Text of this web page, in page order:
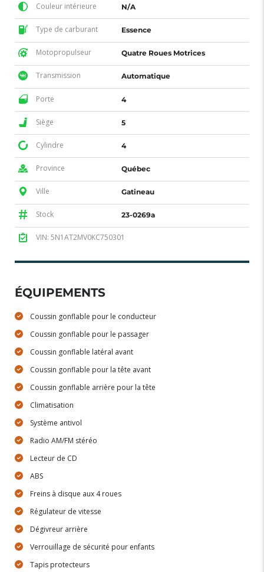
Couleur intérieure N/A
Type de carburant Essence
Motopropulseur Quatre Roues Motrices
Transmission Automatique
Porte 4
Siège 5
Cylindre 4
Province Québec
Ville Gatineau
Stock 23-0269a
VIN: 5N1AT2MV0KC750301
ÉQUIPEMENTS
Coussin gonflable pour le conducteur
Coussin gonflable pour le passager
Coussin gonflable latéral avant
Coussin gonflable pour la tête avant
Coussin gonflable arrière pour la tête
Climatisation
Système antivol
Radio AM/FM stéréo
Lecteur de CD
ABS
Freins à disque aux 4 roues
Régulateur de vitesse
Dégivreur arrière
Verrouillage de sécurité pour enfants
Tapis protecteurs